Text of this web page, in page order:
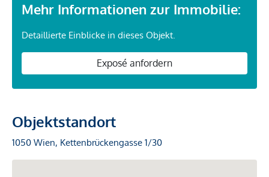
Mehr Informationen zur Immobilie:
Detaillierte Einblicke in dieses Objekt.
Exposé anfordern
Objektstandort
1050 Wien, Kettenbrückengasse 1/30